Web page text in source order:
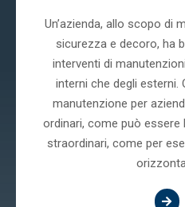
Un’azienda, allo scopo di
sicurezza e decoro, ha
interventi di
interni che degli esterni.
manutenzione per
ordinari, come può essere
straordinari, come per